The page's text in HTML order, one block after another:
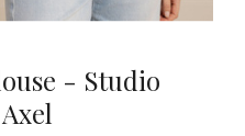
- Studio